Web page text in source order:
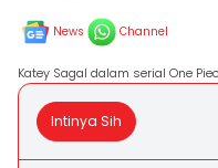
News Channel
Katey Sagal dalam serial One
Intinya Sih